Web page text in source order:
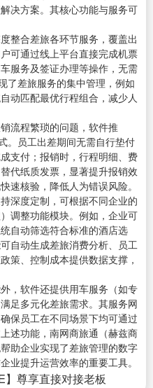
决方案。其核心功能与服务可
整合差旅各环节服务，覆盖出
可通过线上平台直接完成机票
服务及签证办理等操作，无需
了差旅服务的集中管理，例如
动匹配最优行程组合，减少人
流程繁琐的问题，软件推
。员工出差期间无需自行垫付
支付；报销时，行程明细、费
代纸质发票，显著提升报销效
速核验，降低人为错误风险。
深度定制，可根据不同企业的
调整功能模块。例如，企业可
自动筛选符合标准的酒店选
自动生成差旅消费分析、员工
策、控制成本提供数据支撑，
，软件还提供用车服务（如专
足多元化差旅需求。其服务网
保员工在不同场景下均可通过
述功能，南网商旅通（赫兹商
助企业实现了差旅管理的数字
业提升运营效率的重要工具。
】尊享直接对接老板